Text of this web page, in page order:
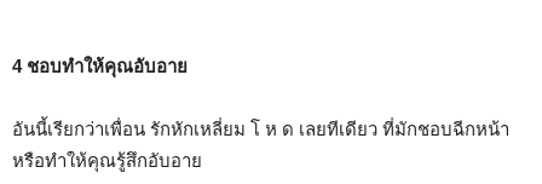
4 ชอบทำให้คุณอับอาย
อันนี้เรียกว่าเพื่อน รักหักเหลี่ยม โ ห ด เลยทีเดียว ที่มักชอบฉีกหน้า
หรือทำให้คุณรู้สึกอับอาย